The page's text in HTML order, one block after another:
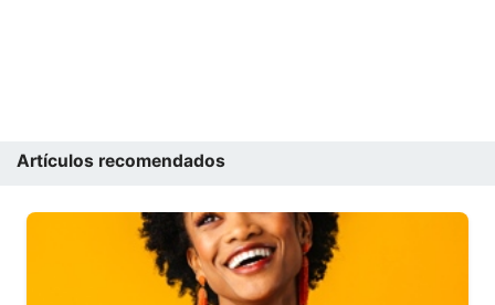
Artículos recomendados